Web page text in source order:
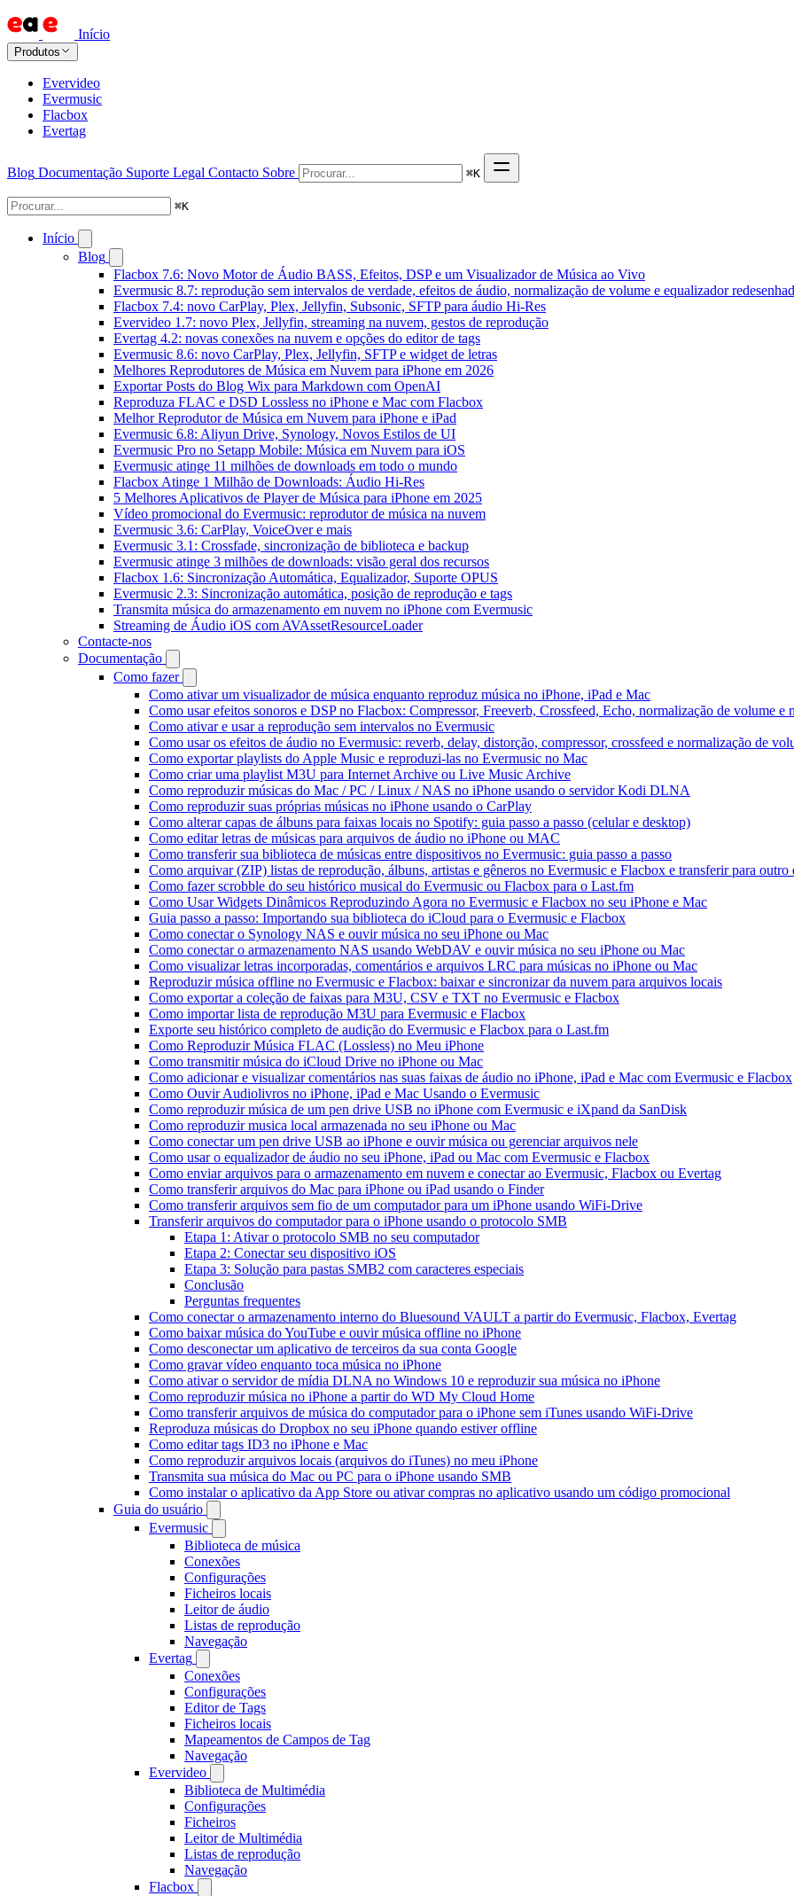
Início
Produtos
Evervideo
Evermusic
Flacbox
Evertag
Blog Documentação Suporte Legal Contacto Sobre ⌘K
⌘K
Início
Blog
Flacbox 7.6: Novo Motor de Áudio BASS, Efeitos, DSP e um Visualizador de Música ao Vivo
Evermusic 8.7: reprodução sem intervalos de verdade, efeitos de áudio, normalização de volume e equalizador
Flacbox 7.4: novo CarPlay, Plex, Jellyfin, Subsonic, SFTP para áudio Hi-Res
Evervideo 1.7: novo Plex, Jellyfin, streaming na nuvem, gestos de reprodução
Evertag 4.2: novas conexões na nuvem e opções do editor de tags
Evermusic 8.6: novo CarPlay, Plex, Jellyfin, SFTP e widget de letras
Melhores Reprodutores de Música em Nuvem para iPhone em 2026
Exportar Posts do Blog Wix para Markdown com OpenAI
Reproduza FLAC e DSD Lossless no iPhone e Mac com Flacbox
Melhor Reprodutor de Música em Nuvem para iPhone e iPad
Evermusic 6.8: Aliyun Drive, Synology, Novos Estilos de UI
Evermusic Pro no Setapp Mobile: Música em Nuvem para iOS
Evermusic atinge 11 milhões de downloads em todo o mundo
Flacbox Atinge 1 Milhão de Downloads: Áudio Hi-Res
5 Melhores Aplicativos de Player de Música para iPhone em 2025
Vídeo promocional do Evermusic: reprodutor de música na nuvem
Evermusic 3.6: CarPlay, VoiceOver e mais
Evermusic 3.1: Crossfade, sincronização de biblioteca e backup
Evermusic atinge 3 milhões de downloads: visão geral dos recursos
Flacbox 1.6: Sincronização Automática, Equalizador, Suporte OPUS
Evermusic 2.3: Sincronização automática, posição de reprodução e tags
Transmita música do armazenamento em nuvem no iPhone com Evermusic
Streaming de Áudio iOS com AVAssetResourceLoader
Contacte-nos
Documentação
Como fazer
Como ativar um visualizador de música enquanto reproduz música no iPhone, iPad e Mac
Como usar efeitos sonoros e DSP no Flacbox: Compressor, Freeverb, Crossfeed, Echo, normalização de volume e
Como ativar e usar a reprodução sem intervalos no Evermusic
Como usar os efeitos de áudio no Evermusic: reverb, delay, distorção, compressor, crossfeed e normalização de
Como exportar playlists do Apple Music e reproduzi-las no Evermusic no Mac
Como criar uma playlist M3U para Internet Archive ou Live Music Archive
Como reproduzir músicas do Mac / PC / Linux / NAS no iPhone usando o servidor Kodi DLNA
Como reproduzir suas próprias músicas no iPhone usando o CarPlay
Como alterar capas de álbuns para faixas locais no Spotify: guia passo a passo (celular e desktop)
Como editar letras de músicas para arquivos de áudio no iPhone ou MAC
Como transferir sua biblioteca de músicas entre dispositivos no Evermusic: guia passo a passo
Como arquivar (ZIP) listas de reprodução, álbuns, artistas e gêneros no Evermusic e Flacbox e transferir para
Como fazer scrobble do seu histórico musical do Evermusic ou Flacbox para o Last.fm
Como Usar Widgets Dinâmicos Reproduzindo Agora no Evermusic e Flacbox no seu iPhone e Mac
Guia passo a passo: Importando sua biblioteca do iCloud para o Evermusic e Flacbox
Como conectar o Synology NAS e ouvir música no seu iPhone ou Mac
Como conectar o armazenamento NAS usando WebDAV e ouvir música no seu iPhone ou Mac
Como visualizar letras incorporadas, comentários e arquivos LRC para músicas no iPhone ou Mac
Reproduzir música offline no Evermusic e Flacbox: baixar e sincronizar da nuvem para arquivos locais
Como exportar a coleção de faixas para M3U, CSV e TXT no Evermusic e Flacbox
Como importar lista de reprodução M3U para Evermusic e Flacbox
Exporte seu histórico completo de audição do Evermusic e Flacbox para o Last.fm
Como Reproduzir Música FLAC (Lossless) no Meu iPhone
Como transmitir música do iCloud Drive no iPhone ou Mac
Como adicionar e visualizar comentários nas suas faixas de áudio no iPhone, iPad e Mac com Evermusic e Flacbox
Como Ouvir Audiolivros no iPhone, iPad e Mac Usando o Evermusic
Como reproduzir música de um pen drive USB no iPhone com Evermusic e iXpand da SanDisk
Como reproduzir musica local armazenada no seu iPhone ou Mac
Como conectar um pen drive USB ao iPhone e ouvir música ou gerenciar arquivos nele
Como usar o equalizador de áudio no seu iPhone, iPad ou Mac com Evermusic e Flacbox
Como enviar arquivos para o armazenamento em nuvem e conectar ao Evermusic, Flacbox ou Evertag
Como transferir arquivos do Mac para iPhone ou iPad usando o Finder
Como transferir arquivos sem fio de um computador para um iPhone usando WiFi-Drive
Transferir arquivos do computador para o iPhone usando o protocolo SMB
Etapa 1: Ativar o protocolo SMB no seu computador
Etapa 2: Conectar seu dispositivo iOS
Etapa 3: Solução para pastas SMB2 com caracteres especiais
Conclusão
Perguntas frequentes
Como conectar o armazenamento interno do Bluesound VAULT a partir do Evermusic, Flacbox, Evertag
Como baixar música do YouTube e ouvir música offline no iPhone
Como desconectar um aplicativo de terceiros da sua conta Google
Como gravar vídeo enquanto toca música no iPhone
Como ativar o servidor de mídia DLNA no Windows 10 e reproduzir sua música no iPhone
Como reproduzir música no iPhone a partir do WD My Cloud Home
Como transferir arquivos de música do computador para o iPhone sem iTunes usando WiFi-Drive
Reproduza músicas do Dropbox no seu iPhone quando estiver offline
Como editar tags ID3 no iPhone e Mac
Como reproduzir arquivos locais (arquivos do iTunes) no meu iPhone
Transmita sua música do Mac ou PC para o iPhone usando SMB
Como instalar o aplicativo da App Store ou ativar compras no aplicativo usando um código promocional
Guia do usuário
Evermusic
Biblioteca de música
Conexões
Configurações
Ficheiros locais
Leitor de áudio
Listas de reprodução
Navegação
Evertag
Conexões
Configurações
Editor de Tags
Ficheiros locais
Mapeamentos de Campos de Tag
Navegação
Evervideo
Biblioteca de Multimédia
Configurações
Ficheiros
Leitor de Multimédia
Listas de reprodução
Navegação
Flacbox